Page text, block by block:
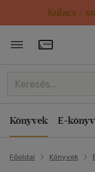
Kulacs /
Könyvek E-
Főoldal Könyvek